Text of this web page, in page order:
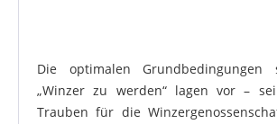
Die optimalen Grundbedingungen
„Winzer zu werden“ lagen vor –
Trauben für die